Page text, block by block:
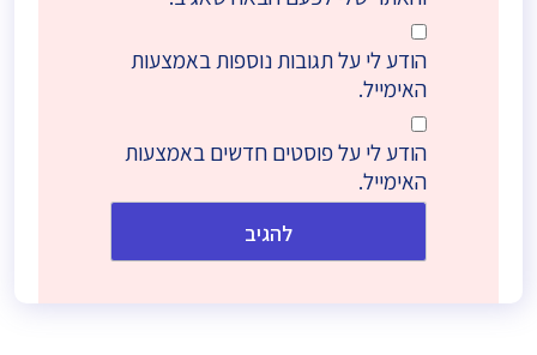
הודע לי על תגובות נוספות באמצעות
האימייל.
הודע לי על פוסטים חדשים באמצעות
האימייל.